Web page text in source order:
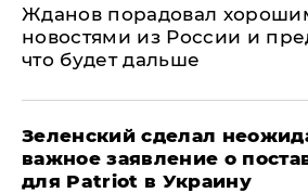
Жданов порадовал
новостями из России и
что будет дальше
Зеленский сделал
важное заявление о
для Patriot в Украину